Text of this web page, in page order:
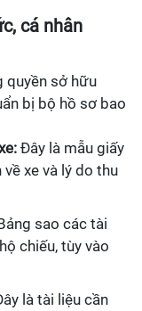
cá nhân
quyền sở hữu
bị bộ hồ sơ bao
Đây là mẫu giấy
xe và lý do thu
sao các tài
chiếu, tùy vào
là tài liệu cần